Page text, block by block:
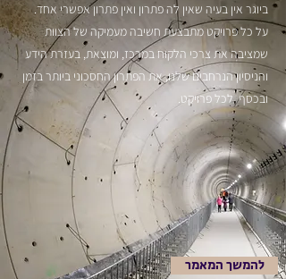
ביוגר אין בעיה שאין לה פתרון ואין פתרון אפשרי אחד.
על כל פרויקט מתבצעת חשיבה מעמיקה של הצוות
שמציבה את צרכי הלקוח במרכז, ומוצאת, בעזרת הידע
והניסיון הנרחבים שלנו, את הפתרון החסכוני ביותר בזמן
ובכסף לכל פרויקט.
להמשך המאמר